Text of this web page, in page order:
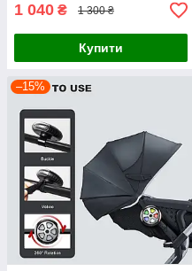
1 040 ₴ 1 300 ₴
Купити
–15%